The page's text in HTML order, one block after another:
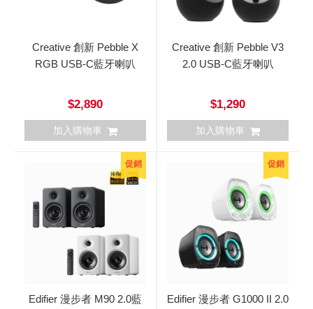
Creative 創新 Pebble X
RGB USB-C藍牙喇叭
$2,890
加入購物車
Creative 創新 Pebble V3
2.0 USB-C藍牙喇叭
$1,290
加入購物車
促銷
Edifier 漫步者 M90 2.0藍
促銷
Edifier 漫步者 G1000 II 2.0